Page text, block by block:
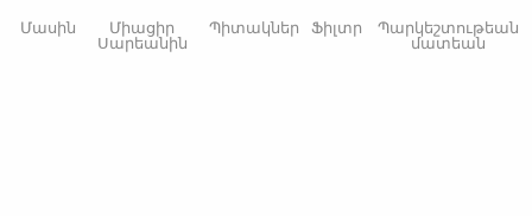
Մասին Միացիր
Սարեանին
Պիտակներ Ֆիլտր Պարկեշտութեան
մատեան